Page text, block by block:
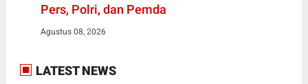
Pers, Polri, dan Pemda
Agustus 08, 2026
LATEST NEWS